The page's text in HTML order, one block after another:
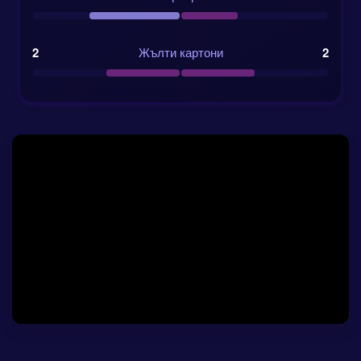
Нашата Прогноза за Канада срещу
Босна и Херцеговина и
Пазарът леко накланя везните към домакините в
сходен начин „не би трябвало да се случва“.
2 Жълти картони 2